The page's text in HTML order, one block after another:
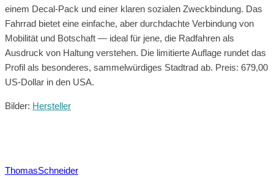
einem Decal-Pack und einer klaren sozialen Zweckbindung. Das
Fahrrad bietet eine einfache, aber durchdachte Verbindung von
Mobilität und Botschaft — ideal für jene, die Radfahren als
Ausdruck von Haltung verstehen. Die limitierte Auflage rundet das
Profil als besonderes, sammelwürdiges Stadtrad ab. Preis: 679,00
US-Dollar in den USA.
Bilder: Hersteller
ThomasSchneider